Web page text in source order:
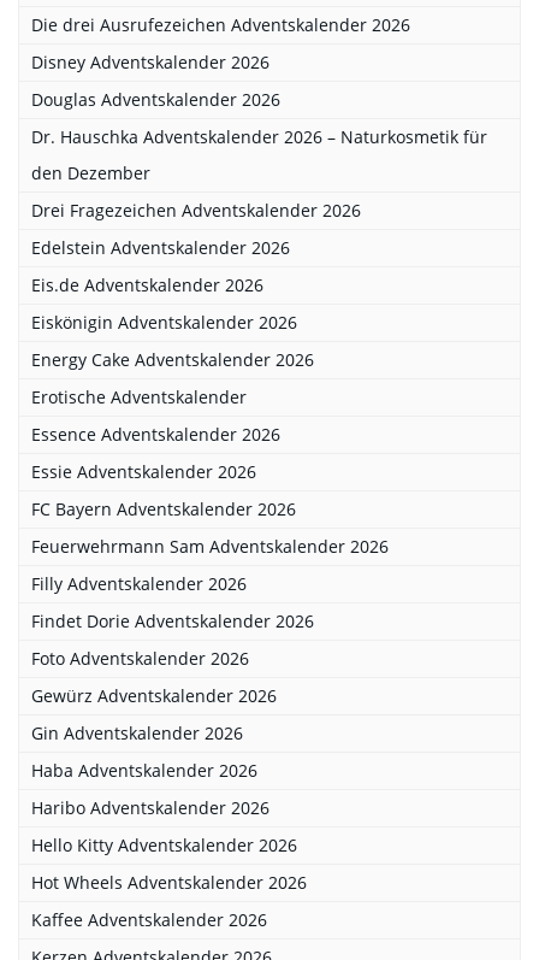
Die drei Ausrufezeichen Adventskalender 2026
Disney Adventskalender 2026
Douglas Adventskalender 2026
Dr. Hauschka Adventskalender 2026 – Naturkosmetik für
den Dezember
Drei Fragezeichen Adventskalender 2026
Edelstein Adventskalender 2026
Eis.de Adventskalender 2026
Eiskönigin Adventskalender 2026
Energy Cake Adventskalender 2026
Erotische Adventskalender
Essence Adventskalender 2026
Essie Adventskalender 2026
FC Bayern Adventskalender 2026
Feuerwehrmann Sam Adventskalender 2026
Filly Adventskalender 2026
Findet Dorie Adventskalender 2026
Foto Adventskalender 2026
Gewürz Adventskalender 2026
Gin Adventskalender 2026
Haba Adventskalender 2026
Haribo Adventskalender 2026
Hello Kitty Adventskalender 2026
Hot Wheels Adventskalender 2026
Kaffee Adventskalender 2026